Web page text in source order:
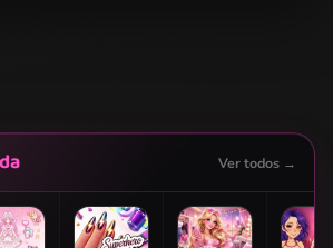
Ver todos →